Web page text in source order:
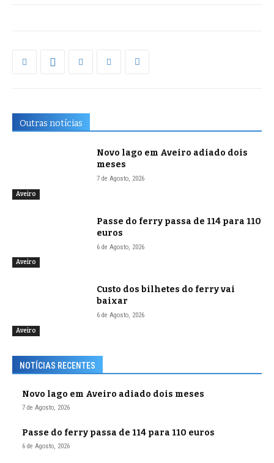
Outras notícias
Aveiro
Novo lago em Aveiro adiado dois
meses
7 de Agosto, 2026
Aveiro
Passe do ferry passa de 114 para 110
euros
6 de Agosto, 2026
Aveiro
Custo dos bilhetes do ferry vai
baixar
6 de Agosto, 2026
NOTÍCIAS RECENTES
Novo lago em Aveiro adiado dois meses
7 de Agosto, 2026
Passe do ferry passa de 114 para 110 euros
6 de Agosto, 2026